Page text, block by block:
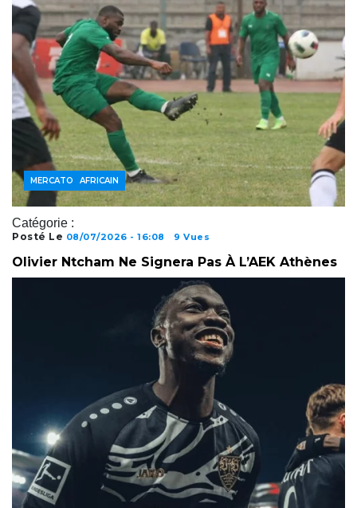
Catégorie :
FOOTBALL AFRICAIN
MERCATO
Posté Le 08/07/2026 - 16:08 9 Vues
Olivier Ntcham Ne Signera Pas À L’AEK Athènes